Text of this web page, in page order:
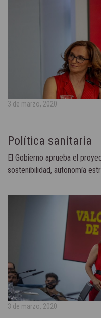
3 de marzo, 2020
Política sanitaria
El Gobierno aprueba el
sostenibilidad, autonomía
3 de marzo, 2020